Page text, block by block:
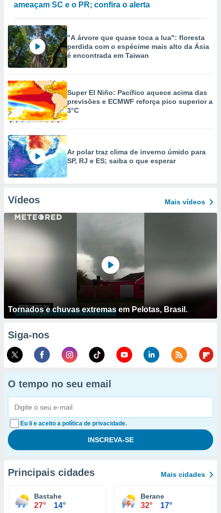
ameaçam SC e o PR; confira o alerta
"A árvore que quase toca a lua": floresta
perdida com o espécime mais alto da Ásia
é encontrada em Taiwan
Super El Niño: Pacífico aquece acima das
previsões e ECMWF reforça pico superior a
3°C
Ar polar traz clima de inverno úmido para
SP, RJ e ES; saiba o que esperar
Vídeos Mais vídeos
Tornados e chuvas extremas em Pelotas, Brasil.
Siga-nos
O tempo no seu email
Eu li e aceito a política de privacidade.
Principais cidades Mais cidades
Bastahe
27° 14°
Berane
32° 17°